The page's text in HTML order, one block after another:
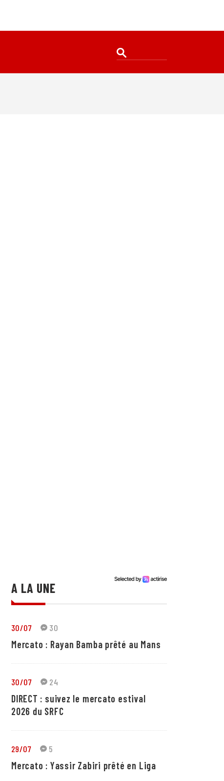
A LA UNE
30/07 30
Mercato : Rayan Bamba prêté au Mans
30/07 24
DIRECT : suivez le mercato estival
2026 du SRFC
29/07 5
Mercato : Yassir Zabiri prêté en Liga